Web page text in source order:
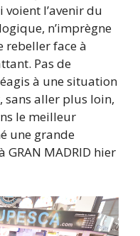
l’avenir du
n’imprègne
rebeller face à
Pas de
à une situation
sans aller plus loin,
le meilleur
une grande
MADRID hier